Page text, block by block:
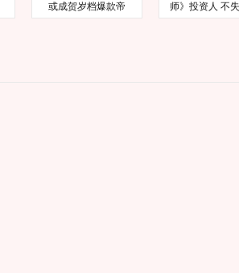
或成贺岁档爆款帝
师》投资人 不